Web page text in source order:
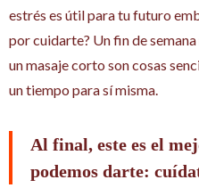
estrés es útil para tu futuro
por cuidarte? Un fin de
un masaje corto son cosas
un tiempo para sí misma.
Al final, este es el
podemos darte: